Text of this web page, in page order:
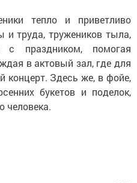
тепло и приветливо
и труда, тружеников тыла,
с праздником, помогая
в актовый зал, где для
концерт. Здесь же, в фойе,
букетов и поделок,
человека.